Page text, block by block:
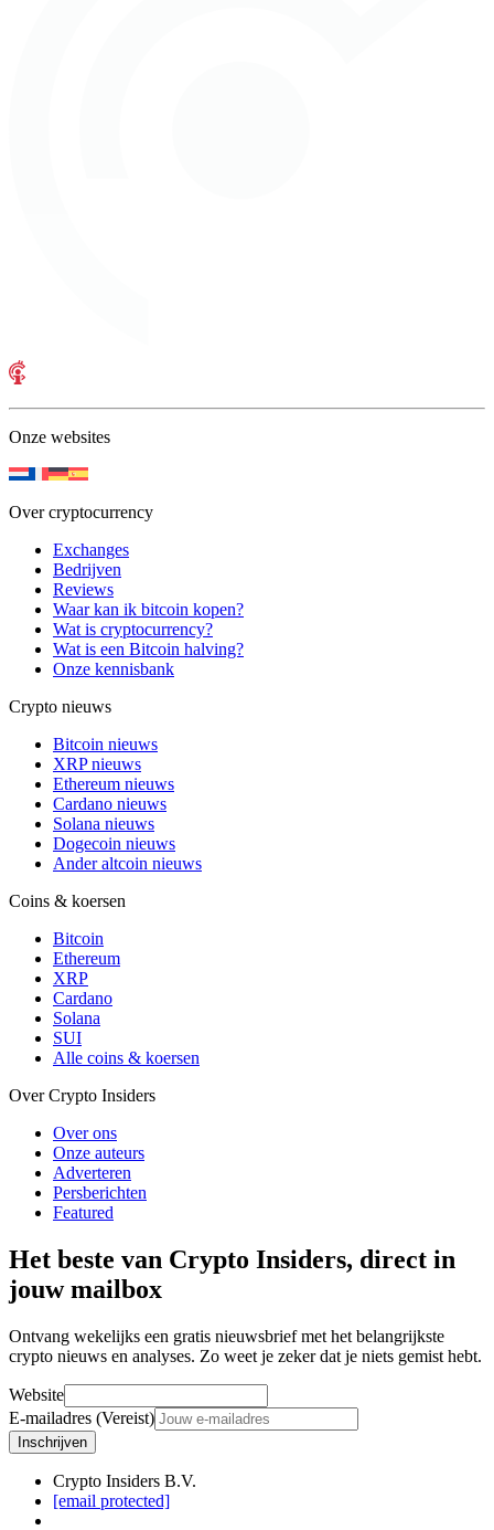
Onze websites
Over cryptocurrency
Exchanges
Bedrijven
Reviews
Waar kan ik bitcoin kopen?
Wat is cryptocurrency?
Wat is een Bitcoin halving?
Onze kennisbank
Crypto nieuws
Bitcoin nieuws
XRP nieuws
Ethereum nieuws
Cardano nieuws
Solana nieuws
Dogecoin nieuws
Ander altcoin nieuws
Coins & koersen
Bitcoin
Ethereum
XRP
Cardano
Solana
SUI
Alle coins & koersen
Over Crypto Insiders
Over ons
Onze auteurs
Adverteren
Persberichten
Featured
Het beste van Crypto Insiders, direct in
jouw mailbox
Ontvang wekelijks een gratis nieuwsbrief met het belangrijkste
crypto nieuws en analyses. Zo weet je zeker dat je niets gemist hebt.
Website
E-mailadres (Vereist)
Inschrijven
Crypto Insiders B.V.
[email protected]